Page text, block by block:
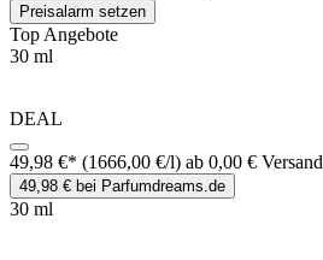
Preisalarm setzen
Top Angebote
30 ml
DEAL
49,98 €* (1666,00 €/l) ab 0,00 € Versand
49,98 € bei Parfumdreams.de
30 ml